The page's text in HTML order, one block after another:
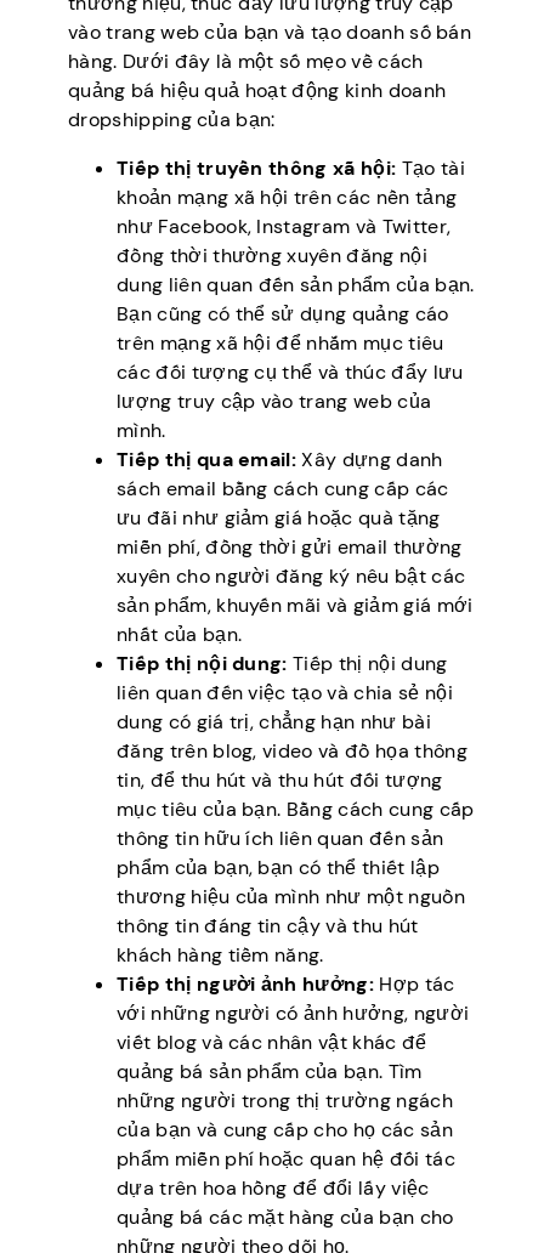
vào trang web của bạn và tạo doanh số bán
hàng. Dưới đây là một số mẹo về cách
quảng bá hiệu quả hoạt động kinh doanh
dropshipping của bạn:
Tiếp thị truyền thông xã hội: Tạo tài
khoản mạng xã hội trên các nền tảng
như Facebook, Instagram và Twitter,
đồng thời thường xuyên đăng nội
dung liên quan đến sản phẩm của bạn.
Bạn cũng có thể sử dụng quảng cáo
trên mạng xã hội để nhắm mục tiêu
các đối tượng cụ thể và thúc đẩy lưu
lượng truy cập vào trang web của
mình.
Tiếp thị qua email:Xây dựng danh
sách email bằng cách cung cấp các
ưu đãi như giảm giá hoặc quà tặng
miễn phí, đồng thời gửi email thường
xuyên cho người đăng ký nêu bật các
sản phẩm, khuyến mãi và giảm giá mới
nhất của bạn.
Tiếp thị nội dung:Tiếp thị nội dung
liên quan đến việc tạo và chia sẻ nội
dung có giá trị, chẳng hạn như bài
đăng trên blog, video và đồ họa thông
tin, để thu hút và thu hút đối tượng
mục tiêu của bạn. Bằng cách cung cấp
thông tin hữu ích liên quan đến sản
phẩm của bạn, bạn có thể thiết lập
thương hiệu của mình như một nguồn
thông tin đáng tin cậy và thu hút
khách hàng tiềm năng.
Tiếp thị người ảnh hưởng: Hợp tác
với những người có ảnh hưởng, người
viết blog và các nhân vật khác để
quảng bá sản phẩm của bạn. Tìm
những người trong thị trường ngách
của bạn và cung cấp cho họ các sản
phẩm miễn phí hoặc quan hệ đối tác
dựa trên hoa hồng để đổi lấy việc
quảng bá các mặt hàng của bạn cho
những người theo dõi họ.